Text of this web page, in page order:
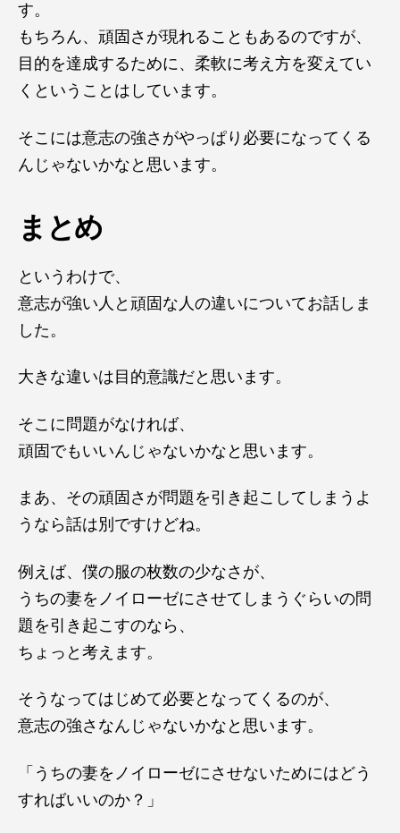
す。
もちろん、頑固さが現れることもあるのですが、
目的を達成するために、柔軟に考え方を変えてい
くということはしています。
そこには意志の強さがやっぱり必要になってくる
んじゃないかなと思います。
まとめ
というわけで、
意志が強い人と頑固な人の違いについてお話しま
した。
大きな違いは目的意識だと思います。
そこに問題がなければ、
頑固でもいいんじゃないかなと思います。
まあ、その頑固さが問題を引き起こしてしまうよ
うなら話は別ですけどね。
例えば、僕の服の枚数の少なさが、
うちの妻をノイローゼにさせてしまうぐらいの問
題を引き起こすのなら、
ちょっと考えます。
そうなってはじめて必要となってくるのが、
意志の強さなんじゃないかなと思います。
「うちの妻をノイローゼにさせないためにはどう
すればいいのか？」